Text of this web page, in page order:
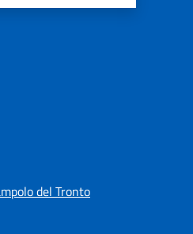
del Tronto